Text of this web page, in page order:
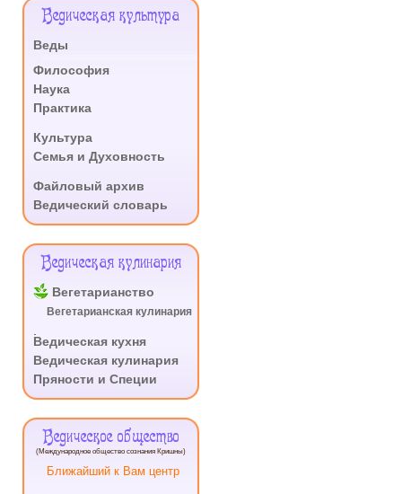
Меню
Ведическая культура
Веды
.
Философия
Наука
Практика
Культура
Семья и Духовность
Файловый архив
Ведический словарь
Ведическая кулинария
Вегетарианство
Вегетарианская кулинария
.
Ведическая кухня
Ведическая кулинария
Пряности и Специи
Ведическое общество
(Международное общество сознания Кришны)
Ближайший к Вам центр